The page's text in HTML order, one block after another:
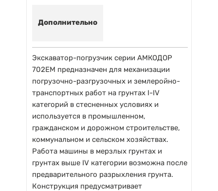
Дополнительно
Экскаватор-погрузчик серии АМКОДОР
702ЕМ предназначен для механизации
погрузочно-разгрузочных и землеройно-
транспортных работ на грунтах I-IV
категорий в стесненных условиях и
используется в промышленном,
гражданском и дорожном строительстве,
коммунальном и сельском хозяйствах.
Работа машины в мерзлых грунтах и
грунтах выше IV категории возможна после
предварительного разрыхления грунта.
Конструкция предусматривает